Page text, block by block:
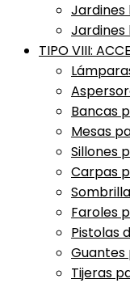
Jardines
Jardines
TIPO VIII:
Bancas
Mesas
Sillones
Carpas
Faroles
Pistolas
Tijeras